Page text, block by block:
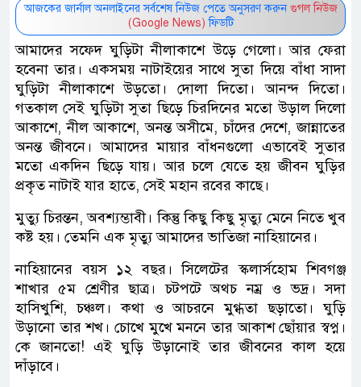
আজকের জার্নাল অনলাইনের সর্বশেষ নিউজ পেতে অনুসরণ করুন গুগল নিউজ
(Google News) ফিডটি
আমাদের সফেদ ঘুড়িটা নীলাকাশে উড়ে গেলো। আর ফেরা
হবেনা তার। একসময় নাটাইয়ের সাথে সুতা দিয়ে বাঁধা সাদা
ঘুড়িটা নীলাকাশে উড়তো। দোলা দিতো। আনন্দ দিতো।
গতকাল সেই ঘুড়িটা সুতা ছিড়ে চিরদিনের মতো উড়াল দিলো
আকাশে, নীল আকাশে, অনন্ত অসীমে, চাঁদের দেশে, জান্নাতের
অনন্ত জীবনে। আমাদের মায়ার বাঁধনগুলো এভাবেই সুতার
মতো একদিন ছিড়ে যায়। আর চলে যেতে হয় জীবন ঘুড়ির
প্রকৃত নাটাই যার হাতে, সেই মহান রবের কাছে।
মুত্যু চিরন্তন, অবশ্যম্ভাবী। কিন্তু কিছু কিছু মৃত্যু মেনে নিতে খুব
কষ্ট হয়। তেমনি এক মৃত্যু আমাদের ভাতিজা নাহিয়ানের।
নাহিয়ানের বয়স ১২ বছর। সিলেটের স্কলার্সহোম শিবগঞ্জ
শাখার ৫ম শ্রেণীর ছাত্র। চটপটে অথচ নম্র ও ভদ্র। সদা
হাসিখুশি, চঞ্চল। কথা ও আচরনে মুগ্ধতা ছড়াতো। ঘুড়ি
উড়ানো তার শখ। চোখে মুখে মননে তার আকাশ ছোঁয়ার স্বপ্ন।
কে জানতো! এই ঘুড়ি উড়ানোই তার জীবনের কাল হয়ে
দাঁড়াবে।